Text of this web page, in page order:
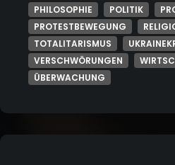
PHILOSOPHIE
POLITIK
PROTESTBEWEGUNG
TOTALITARISMUS
VERSCHWÖRUNGEN
ÜBERWACHUNG